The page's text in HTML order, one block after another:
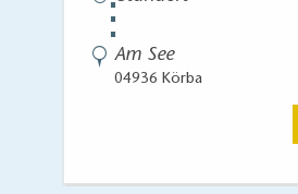
⋮
Am See
04936 Körba